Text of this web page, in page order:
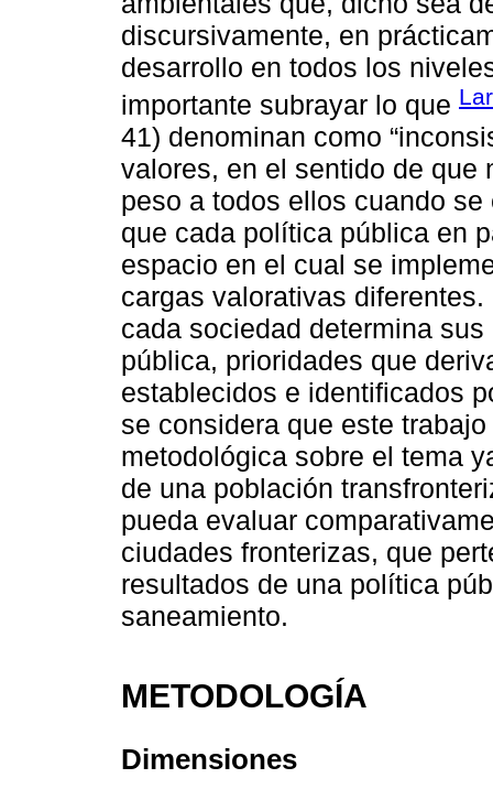
discursivamente, en
desarrollo en todos los
importante subrayar lo que
41) denominan como
valores, en el sentido de que
peso a todos ellos cuando
que cada política pública en
espacio en el cual se
cargas valorativas
cada sociedad determina
pública, prioridades que
establecidos e identificados
se considera que este
metodológica sobre el tema
de una población
pueda evaluar
ciudades fronterizas, que
resultados de una política
saneamiento.
METODOLOGÍA
Dimensiones